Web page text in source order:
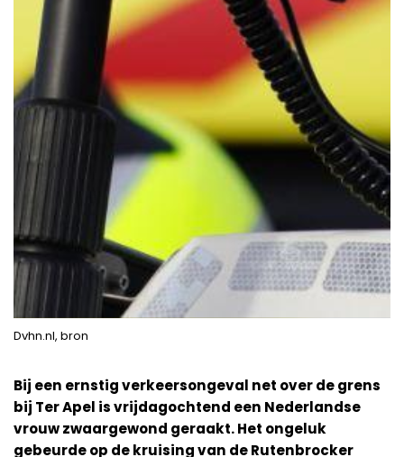
Dvhn.nl, bron
Bij een ernstig verkeersongeval net over de grens
bij Ter Apel is vrijdagochtend een Nederlandse
vrouw zwaargewond geraakt. Het ongeluk
gebeurde op de kruising van de Rutenbrocker